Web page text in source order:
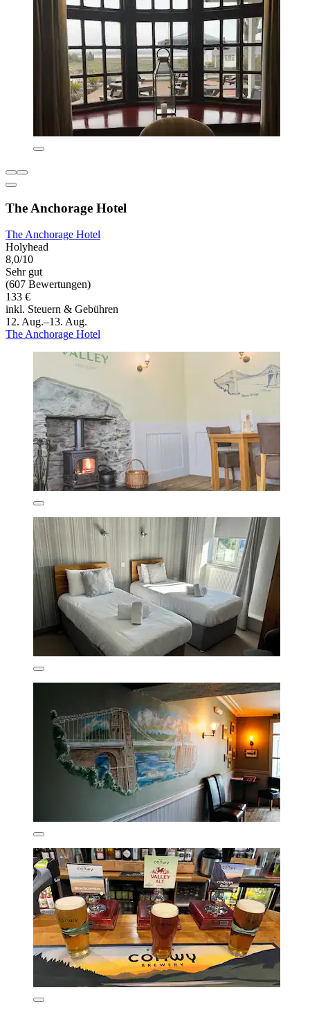
The Anchorage Hotel
The Anchorage Hotel
Holyhead
8,0/10
Sehr gut
(607 Bewertungen)
133 €
inkl. Steuern & Gebühren
12. Aug.–13. Aug.
The Anchorage Hotel